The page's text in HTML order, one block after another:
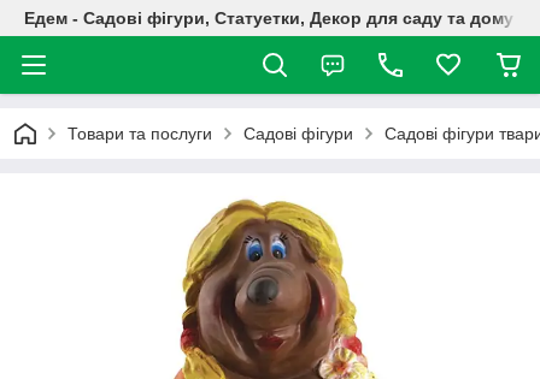
Едем - Садові фігури, Статуетки, Декор для саду та дому
Товари та послуги Садові фігури Садові фігури